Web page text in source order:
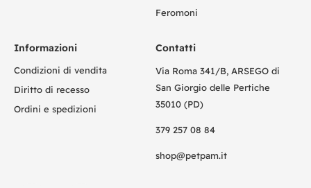
Feromoni
Informazioni
Condizioni di vendita
Diritto di recesso
Ordini e spedizioni
Contatti
Via Roma 341/B, ARSEGO di
San Giorgio delle Pertiche
35010 (PD)
379 257 08 84
shop@petpam.it